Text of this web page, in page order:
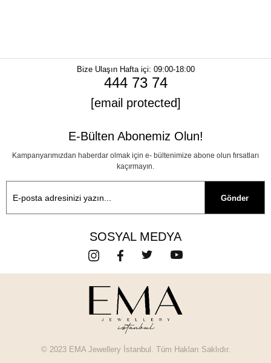
Bize Ulaşın
444 73 74
[email protected]
Hafta içi: 09:00-18:00
E-Bülten Abonemiz Olun!
Kampanyarımızdan haberdar olmak için e- bültenimize abone olun fırsatları
kaçırmayın.
Gönder
SOSYAL MEDYA
© 2023 EMA Jewellery İstanbul. Tüm Hakları Saklıdır.